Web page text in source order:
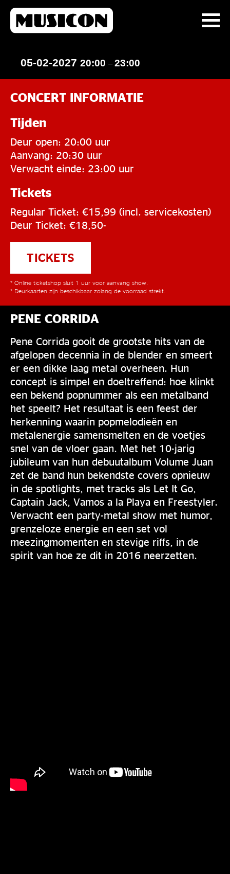
05-02-2027 20:00 –23:00
CONCERT INFORMATIE
Tijden
Deur open: 20:00 uur
Aanvang: 20:30 uur
Verwacht einde: 23:00 uur
Tickets
Regular Ticket: €15,99 (incl. servicekosten)
Deur Ticket: €18,50-
TICKETS
* Online ticketshop sluit 1 uur voor aanvang show.
* Deurkaarten zijn beschikbaar zolang de voorraad strekt.
PENE CORRIDA
Pene Corrida gooit de grootste hits van de
afgelopen decennia in de blender en smeert
er een dikke laag metal overheen. Hun
concept is simpel en doeltreffend: hoe klinkt
een bekend popnummer als een metalband
het speelt? Het resultaat is een feest der
herkenning waarin popmelodieën en
metalenergie samensmelten en de voetjes
snel van de vloer gaan. Met het 10-jarig
jubileum van hun debuutalbum Volume Juan
zet de band hun bekendste covers opnieuw
in de spotlights, met tracks als Let It Go,
Captain Jack, Vamos a la Playa en Freestyler.
Verwacht een party-metal show met humor,
grenzeloze energie en een set vol
meezingmomenten en stevige riffs, in de
spirit van hoe ze dit in 2016 neerzetten.